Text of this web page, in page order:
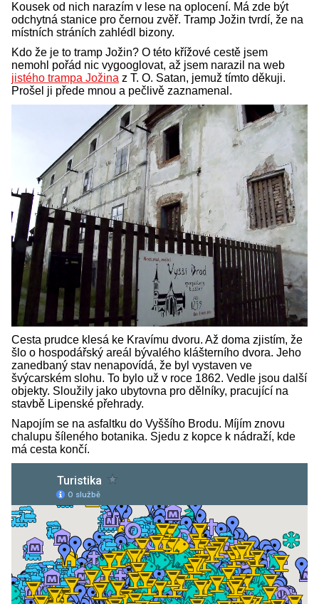
Kousek od nich narazím v lese na oplocení. Má zde být
odchytná stanice pro černou zvěř. Tramp Jožin tvrdí, že na
místních stráních zahlédl bizony.
Kdo že je to tramp Jožin? O této křížové cestě jsem
nemohl pořád nic vygooglovat, až jsem narazil na web
jistého trampa Jožina z T. O. Satan, jemuž tímto děkuji.
Prošel ji přede mnou a pečlivě zaznamenal.
Cesta prudce klesá ke Kravímu dvoru. Až doma zjistím, že
šlo o hospodářský areál bývalého klášterního dvora. Jeho
zanedbaný stav nenapovídá, že byl vystaven ve
švýcarském slohu. To bylo už v roce 1862. Vedle jsou další
objekty. Sloužily jako ubytovna pro dělníky, pracující na
stavbě Lipenské přehrady.
Napojím se na asfaltku do Vyššího Brodu. Míjím znovu
chalupu šíleného botanika. Sjedu z kopce k nádraží, kde
má cesta končí.